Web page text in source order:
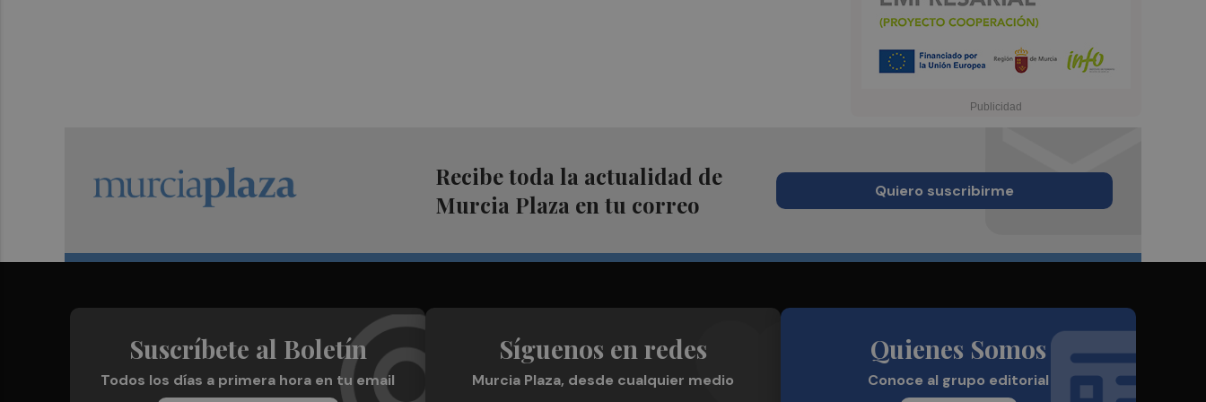
Recibe toda la actualidad de
Murcia Plaza en tu correo
Quiero suscribirme
Suscríbete al Boletín
Todos los días a primera hora en tu email
Síguenos en redes
Murcia Plaza, desde cualquier medio
Quienes Somos
Conoce al grupo editorial